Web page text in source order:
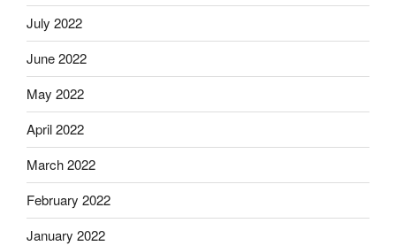
July 2022
June 2022
May 2022
April 2022
March 2022
February 2022
January 2022